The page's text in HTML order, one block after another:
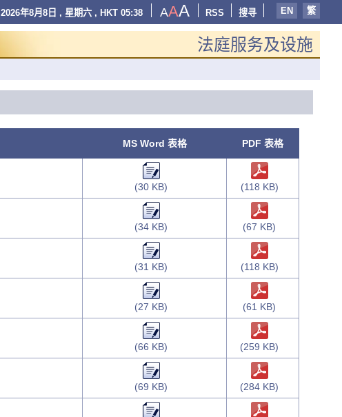
2026年8月8日 , 星期六 , HKT 05:38 AAA RSS 搜寻 EN 繁
法庭服务及设施
MS Word 表格 PDF 表格
(30 KB)
(118 KB)
(34 KB)
(67 KB)
(31 KB)
(118 KB)
(27 KB)
(61 KB)
(66 KB)
(259 KB)
(69 KB)
(284 KB)